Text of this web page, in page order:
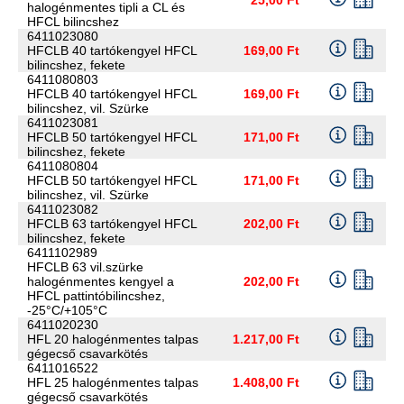
halogénmentes tipli a CL és
HFCL bilincshez
6411023080
HFCLB 40 tartókengyel HFCL
bilincshez, fekete
169,00 Ft
6411080803
HFCLB 40 tartókengyel HFCL
bilincshez, vil. Szürke
169,00 Ft
6411023081
HFCLB 50 tartókengyel HFCL
bilincshez, fekete
171,00 Ft
6411080804
HFCLB 50 tartókengyel HFCL
bilincshez, vil. Szürke
171,00 Ft
6411023082
HFCLB 63 tartókengyel HFCL
bilincshez, fekete
202,00 Ft
6411102989
HFCLB 63 vil.szürke
halogénmentes kengyel a
HFCL pattintóbilincshez,
-25°C/+105°C
202,00 Ft
6411020230
HFL 20 halogénmentes talpas
gégecső csavarkötés
1.217,00 Ft
6411016522
HFL 25 halogénmentes talpas
gégecső csavarkötés
1.408,00 Ft